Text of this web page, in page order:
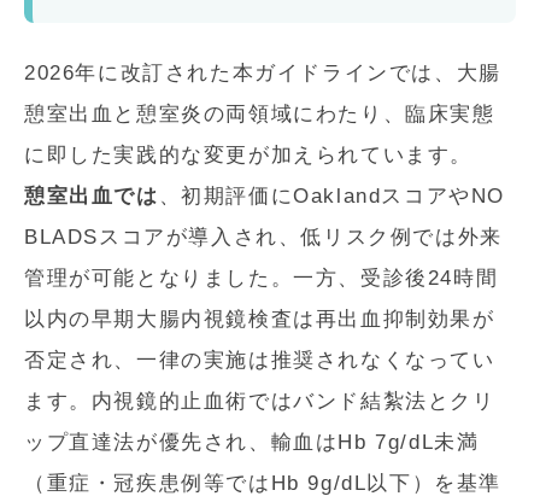
2026年に改訂された本ガイドラインでは、大腸
憩室出血と憩室炎の両領域にわたり、臨床実態
に即した実践的な変更が加えられています。
憩室出血では 、初期評価にOaklandスコアやNO
BLADSスコアが導入され、低リスク例では外来
管理が可能となりました。一方、受診後24時間
以内の早期大腸内視鏡検査は再出血抑制効果が
否定され、一律の実施は推奨されなくなってい
ます。内視鏡的止血術ではバンド結紮法とクリ
ップ直達法が優先され、輸血はHb 7g/dL未満
（重症・冠疾患例等ではHb 9g/dL以下）を基準